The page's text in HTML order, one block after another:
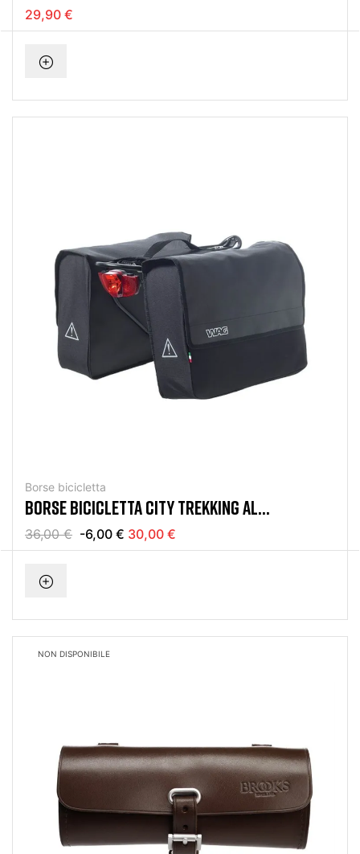
29,90 €
Borse bicicletta
BORSE BICICLETTA CITY TREKKING AL
PORTAPACCO NERO
36,00 € -6,00 € 30,00 €
NON DISPONIBILE